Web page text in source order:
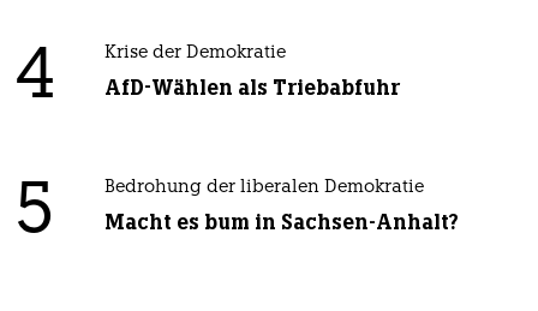
4 Krise der Demokratie
AfD-Wählen als Triebabfuhr
5 Bedrohung der liberalen Demokratie
Macht es bum in Sachsen-Anhalt?